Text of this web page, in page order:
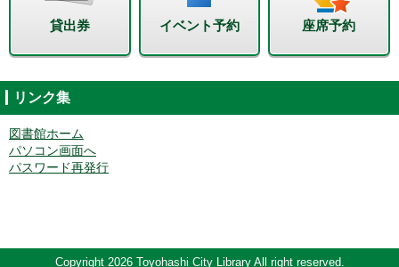
貸出券 イベント予約 座席予約
リンク集
図書館ホーム
パソコン画面へ
パスワード再発行
Copyright 2026 Toyohashi City Library All right reserved.